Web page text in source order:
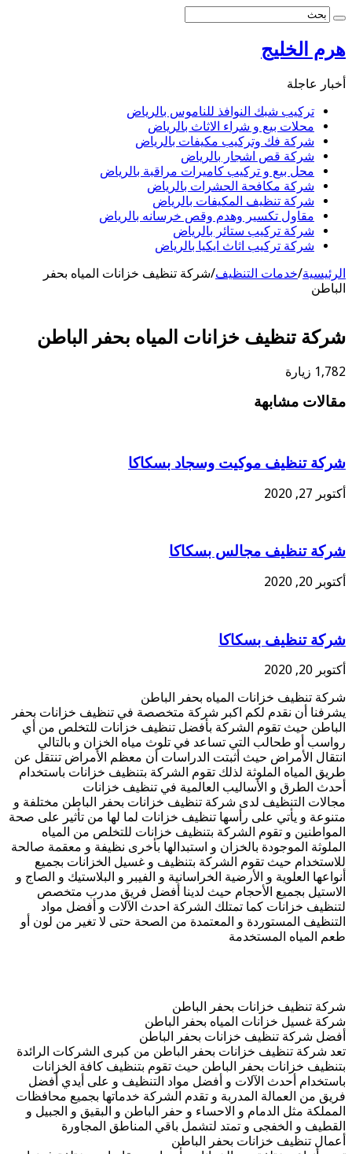
هرم الخليج
أخبار عاجلة
تركيب شبك النوافذ للناموس بالرياض
محلات بيع و شراء الاثاث بالرياض
شركة فك وتركيب مكيفات بالرياض
شركة قص اشجار بالرياض
محل بيع و تركيب كاميرات مراقبة بالرياض
شركة مكافحة الحشرات بالرياض
شركة تنظيف المكيفات بالرياض
مقاول تكسير وهدم وقص خرسانه بالرياض
شركة تركيب ستائر بالرياض
شركة تركيب اثاث ايكيا بالرياض
الرئيسية/خدمات التنظيف/شركة تنظيف خزانات المياه بحفر
الباطن
شركة تنظيف خزانات المياه بحفر الباطن
1,782 زيارة
مقالات مشابهة
شركة تنظيف موكيت وسجاد بسكاكا
أكتوبر 27, 2020
شركة تنظيف مجالس بسكاكا
أكتوبر 20, 2020
شركة تنظيف بسكاكا
أكتوبر 20, 2020
شركة تنظيف خزانات المياه بحفر الباطن
يشرفنا أن نقدم لكم اكبر شركة متخصصة في تنظيف خزانات بحفر
الباطن حيث تقوم الشركة بأفضل تنظيف خزانات للتخلص من أي
رواسب أو طحالب التي تساعد في تلوث مياه الخزان و بالتالي
انتقال الأمراض حيث أثبتت الدراسات أن معظم الأمراض تنتقل عن
طريق المياه الملوثة لذلك تقوم الشركة بتنظيف خزانات باستخدام
أحدث الطرق و الأساليب العالمية في تنظيف خزانات
مجالات التنظيف لدى شركة تنظيف خزانات بحفر الباطن مختلفة و
متنوعة و يأتي على رأسها تنظيف خزانات لما لها من تأثير على صحة
المواطنين و تقوم الشركة بتنظيف خزانات للتخلص من المياه
الملوثة الموجودة بالخزان و استبدالها بأخرى نظيفة و معقمة صالحة
للاستخدام حيث تقوم الشركة بتنظيف و غسيل الخزانات بجميع
أنواعها العلوية و الأرضية الخراسانية و الفيبر و البلاستيك و الصاج و
الاستيل بجميع الأحجام حيث لدينا أفضل فريق مدرب متخصص
لتنظيف خزانات كما تمتلك الشركة احدث الآلات و أفضل مواد
التنظيف المستوردة و المعتمدة من الصحة حتى لا تغير من لون أو
طعم المياه المستخدمة
شركة تنظيف خزانات بحفر الباطن
شركة غسيل خزانات المياه بحفر الباطن
أفضل شركة تنظيف خزانات بحفر الباطن
تعد شركة تنظيف خزانات بحفر الباطن من كبرى الشركات الرائدة
بتنظيف خزانات بحفر الباطن حيث تقوم بتنظيف كافة الخزانات
باستخدام أحدث الآلات و أفضل مواد التنظيف و على أيدي أفضل
فريق من العمالة المدربة و تقدم الشركة خدماتها بجميع محافظات
المملكة مثل الدمام و الاحساء و حفر الباطن و البقيق و الجبيل و
القطيف و الخفجى و تمتد لتشمل باقي المناطق المجاورة
أعمال تنظيف خزانات بحفر الباطن